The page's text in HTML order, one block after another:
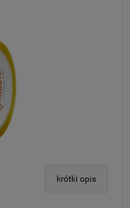
krótki opis